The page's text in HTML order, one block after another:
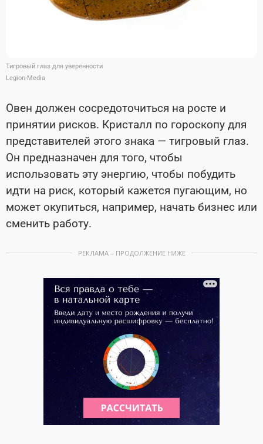
Тигровый глаз для уверенности
Legion-Media
Овен должен сосредоточиться на росте и
принятии рисков. Кристалл по гороскопу для
представителей этого знака — тигровый глаз.
Он предназначен для того, чтобы
использовать эту энергию, чтобы побудить
идти на риск, который кажется пугающим, но
может окупиться, например, начать бизнес или
сменить работу.
РЕКЛАМА – ПРОДОЛЖЕНИЕ НИЖЕ